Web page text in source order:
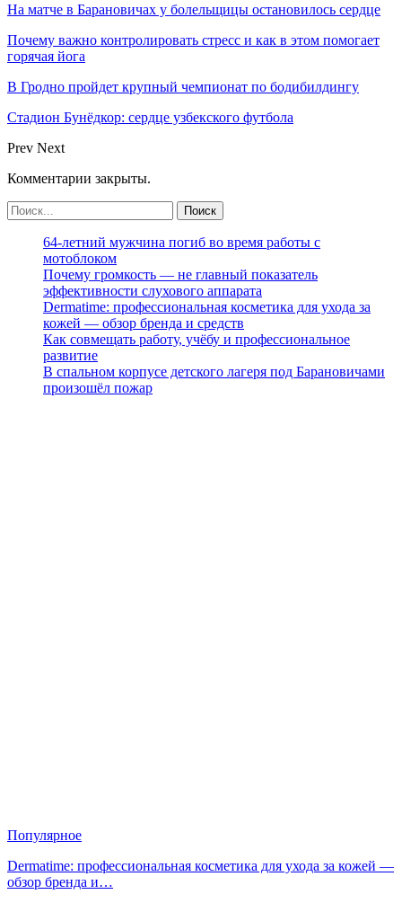
На матче в Барановичах у болельщицы остановилось сердце
Почему важно контролировать стресс и как в этом помогает
горячая йога
В Гродно пройдет крупный чемпионат по бодибилдингу
Стадион Бунёдкор: сердце узбекского футбола
Prev Next
Комментарии закрыты.
64-летний мужчина погиб во время работы с
мотоблоком
Почему громкость — не главный показатель
эффективности слухового аппарата
Dermatime: профессиональная косметика для ухода за
кожей — обзор бренда и средств
Как совмещать работу, учёбу и профессиональное
развитие
В спальном корпусе детского лагеря под Барановичами
произошёл пожар
Популярное
Dermatime: профессиональная косметика для ухода за кожей —
обзор бренда и…